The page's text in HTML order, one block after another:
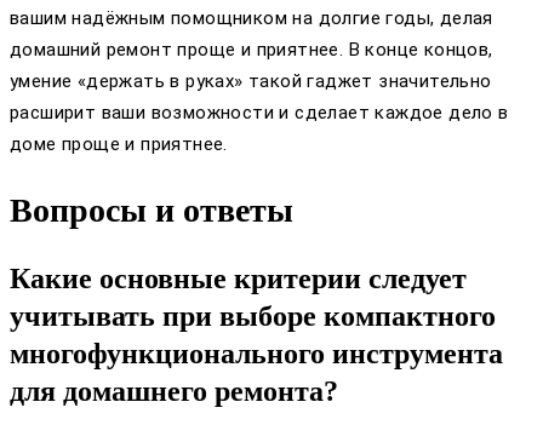
вашим надёжным помощником на долгие годы, делая
домашний ремонт проще и приятнее. В конце концов,
умение «держать в руках» такой гаджет значительно
расширит ваши возможности и сделает каждое дело в
доме проще и приятнее.
Вопросы и ответы
Какие основные критерии следует
учитывать при выборе компактного
многофункционального инструмента
для домашнего ремонта?